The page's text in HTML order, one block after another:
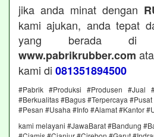
jika anda minat dengan
kami ajukan, anda tepat
yang berada di
www.pabrikrubber.com
kami di 081351894500
#Pabrik #Produksi #Produsen #Jual
#Berkualitas #Bagus #Terpercaya
#Pesan #Usaha #Info #Alamat #Kantor
kami melayani #JawaBarat #Bandung